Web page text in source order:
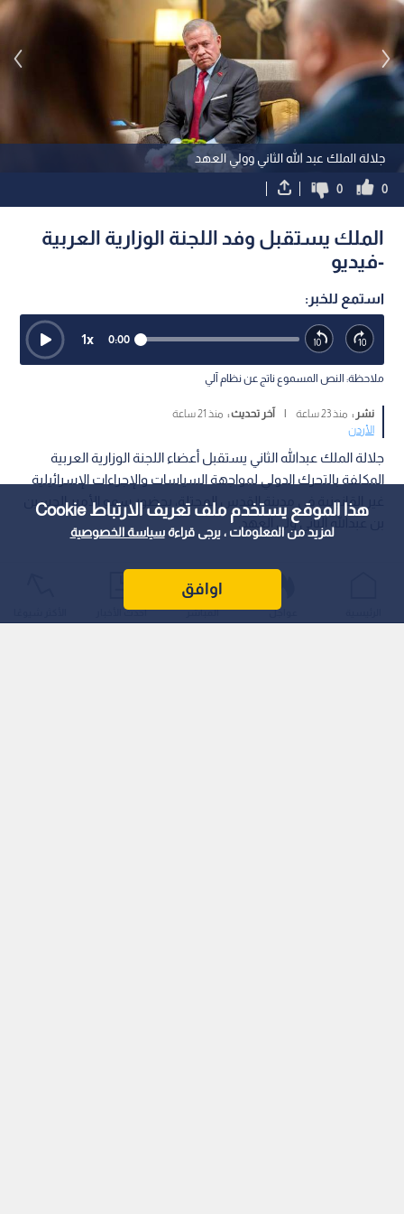
هذا الموقع يستخدم ملف تعريف الارتباط Cookie
لمزيد من المعلومات ، يرجى قراءةسياسة الخصوصية
اوافق
جلالة الملك عبد الله الثاني وولي العهد
0
0
الملك يستقبل وفد اللجنة الوزارية العربية
-فيديو
استمع للخبر:
0:00
1x
ملاحظة: النص المسموع ناتج عن نظام آلي
نشر : منذ 23 ساعة | آخر تحديث : منذ 21 ساعة
الأردن
جلالة الملك عبدالله الثاني يستقبل أعضاء اللجنة الوزارية العربية
المكلفة بالتحرك الدولي لمواجهة السياسات والإجراءات الإسرائيلية
غير القانونية في مدينة القدس المحتلة، بحضور سمو الأمير الحسين
بن عبدالله الثاني ولي العهد.
عواجل المباشر أحدث الأخبار